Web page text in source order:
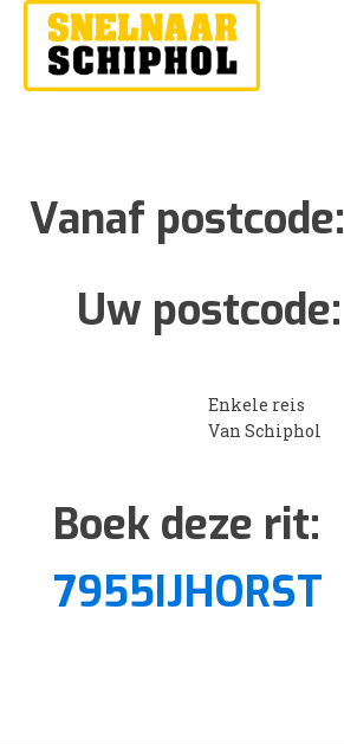
Vanaf postcode:
Uw postcode:
Enkele reis
Van Schiphol
Boek deze rit:
7955IJHORST